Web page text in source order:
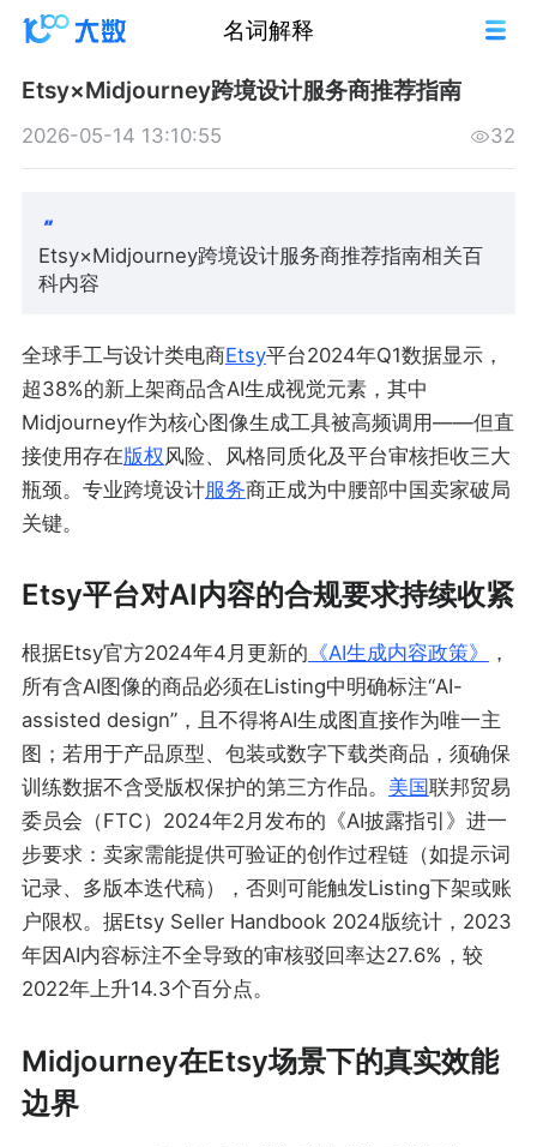
名词解释
Etsy×Midjourney跨境设计服务商推荐指南
2026-05-14 13:10:55 32
Etsy×Midjourney跨境设计服务商推荐指南相关百
科内容
全球手工与设计类电商Etsy平台2024年Q1数据显示，
超38%的新上架商品含AI生成视觉元素，其中
Midjourney作为核心图像生成工具被高频调用——但直
接使用存在版权 风险、风格同质化及平台审核拒收三大
瓶颈。专业跨境设计服务商正成为中腰部中国卖家破局
关键。
Etsy平台对AI内容的合规要求持续收紧
根据Etsy官方2024年4月更新的 《AI生成内容政策》
，
所有含AI图像的商品必须在Listing中明确标注“AI-
assisted design”，且不得将AI生成图直接作为唯一主
图；若用于产品原型、包装或数字下载类商品，须确保
训练数据不含受版权保护的第三方作品。 美国联邦贸易
委员会（FTC）2024年2月发布的《AI披露指引》进一
步要求：卖家需能提供可验证的创作过程链（如提示词
记录、多版本迭代稿），否则可能触发Listing下架或账
户限权。据Etsy Seller Handbook 2024版统计，2023
年因AI内容标注不全导致的审核驳回率达27.6%，较
2022年上升14.3个百分点。
Midjourney在Etsy场景下的真实效能
边界